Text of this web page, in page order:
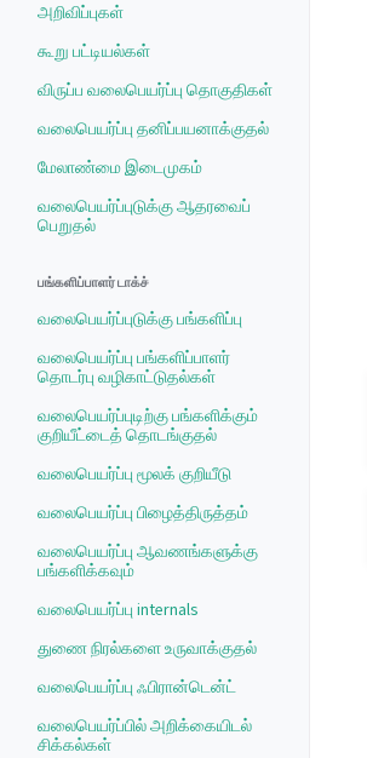
அறிவிப்புகள்
கூறு பட்டியல்கள்
விருப்ப வலைபெயர்ப்பு தொகுதிகள்
வலைபெயர்ப்பு தனிப்பயனாக்குதல்
மேலாண்மை இடைமுகம்
வலைபெயர்ப்புடுக்கு ஆதரவைப்
பெறுதல்
பங்களிப்பாளர் டாக்ச்
வலைபெயர்ப்புடுக்கு பங்களிப்பு
வலைபெயர்ப்பு பங்களிப்பாளர்
தொடர்பு வழிகாட்டுதல்கள்
வலைபெயர்ப்புடிற்கு பங்களிக்கும்
குறியீட்டைத் தொடங்குதல்
வலைபெயர்ப்பு மூலக் குறியீடு
வலைபெயர்ப்பு பிழைத்திருத்தம்
வலைபெயர்ப்பு ஆவணங்களுக்கு
பங்களிக்கவும்
வலைபெயர்ப்பு internals
துணை நிரல்களை உருவாக்குதல்
வலைபெயர்ப்பு ஃபிரான்டென்ட்
வலைபெயர்ப்பில் அறிக்கையிடல்
சிக்கல்கள்